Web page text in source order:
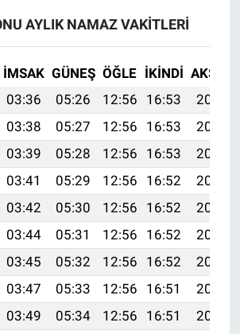
AYLIK NAMAZ VAKITLERI
İMSAK GÜNEŞ ÖĞLE İKINDI AKŞAM
03:36 05:26 12:56 16:53
20:17
03:38 05:27 12:56 16:53
20:16
03:39 05:28 12:56 16:53
20:15
03:41 05:29 12:56 16:52
20:14
03:42 05:30 12:56 16:52
20:13
03:44 05:31 12:56 16:52
20:12
03:45 05:32 12:56 16:52
20:11
03:47 05:33 12:56 16:51
20:10
03:49 05:34 12:56 16:51
20:09